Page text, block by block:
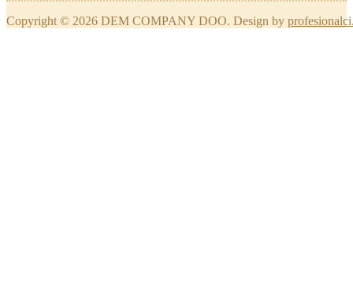
Copyright © 2026 DEM COMPANY DOO. Design by